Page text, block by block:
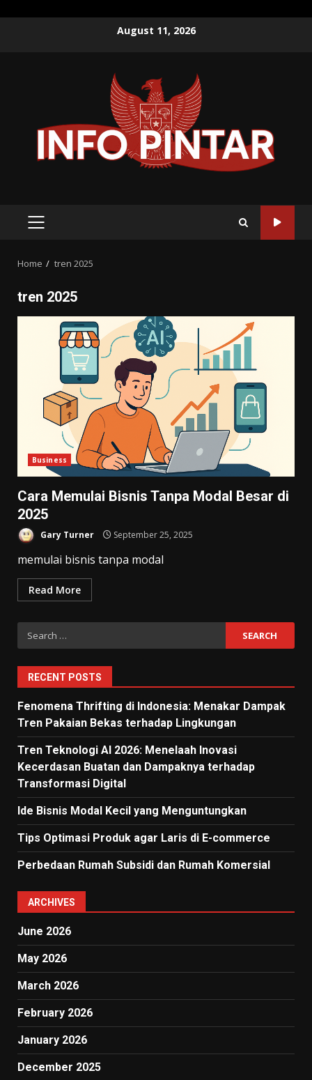
August 11, 2026
PRIMARY
Home tren 2025
tren 2025
Business
Cara Memulai Bisnis Tanpa Modal Besar di
2025
Gary Turner September 25, 2025
memulai bisnis tanpa modal
Read More
Search
for:
RECENT POSTS
Fenomena Thrifting di Indonesia: Menakar Dampak
Tren Pakaian Bekas terhadap Lingkungan
Tren Teknologi AI 2026: Menelaah Inovasi
Kecerdasan Buatan dan Dampaknya terhadap
Transformasi Digital
Ide Bisnis Modal Kecil yang Menguntungkan
Tips Optimasi Produk agar Laris di E-commerce
Perbedaan Rumah Subsidi dan Rumah Komersial
ARCHIVES
June 2026
May 2026
March 2026
February 2026
January 2026
December 2025